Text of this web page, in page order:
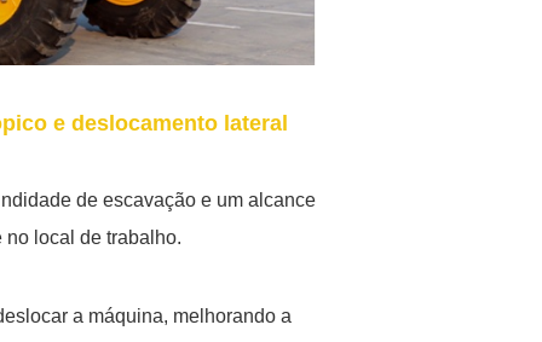
e deslocamento lateral
de escavação e um alcance
local de trabalho.
a máquina, melhorando a